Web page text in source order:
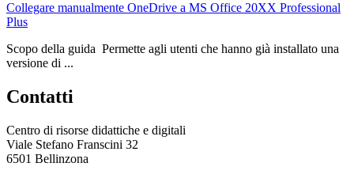
Collegare manualmente OneDrive a MS Office 20XX Professional
Plus
Scopo della guida Permette agli utenti che hanno già installato una
versione di ...
Contatti
Centro di risorse didattiche e digitali
Viale Stefano Franscini 32
6501 Bellinzona